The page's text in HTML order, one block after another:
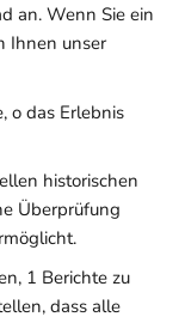
an. Wenn Sie ein
Ihnen unser
o das Erlebnis
historischen
Überprüfung
1 Berichte zu
dass alle